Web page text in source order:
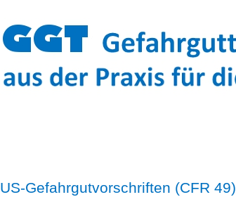
US-Gefahrgutvorschriften (CFR 49)